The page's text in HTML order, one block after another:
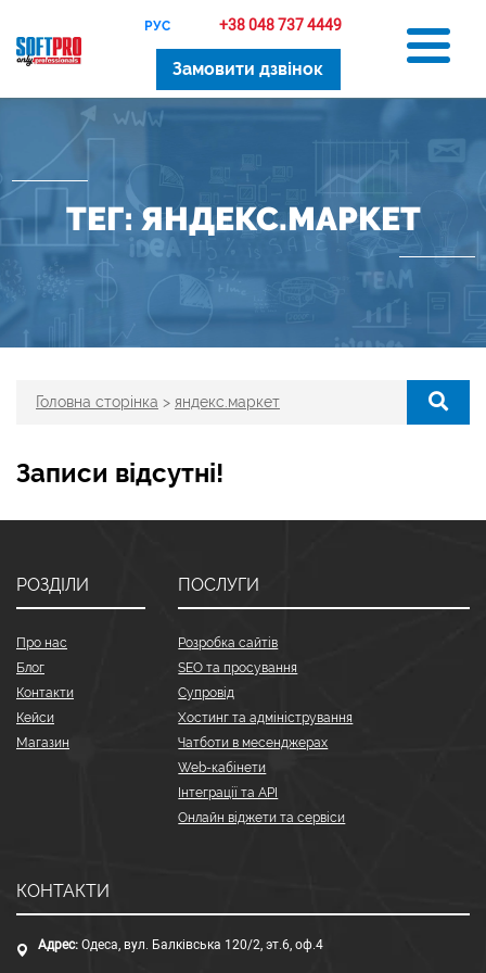
РУС +38 048 737 4449
Замовити дзвінок
ТЕГ: ЯНДЕКС.МАРКЕТ
Головна сторінка > яндекс.маркет
Записи відсутні!
РОЗДІЛИ
Про нас
Блог
Контакти
Кейси
Магазин
ПОСЛУГИ
Розробка сайтів
SEO та просування
Супровід
Хостинг та адміністрування
Чатботи в месенджерах
Web-кабінети
Інтеграції та API
Онлайн віджети та сервіси
КОНТАКТИ
Адрес: Одеса, вул. Балківська 120/2, эт.6, оф.4